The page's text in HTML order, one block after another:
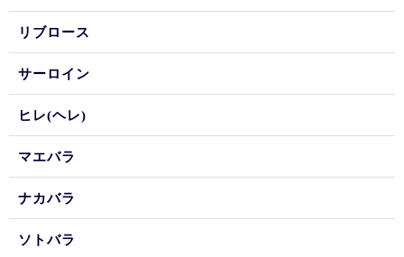
リブロース
サーロイン
ヒレ(ヘレ)
マエバラ
ナカバラ
ソトバラ